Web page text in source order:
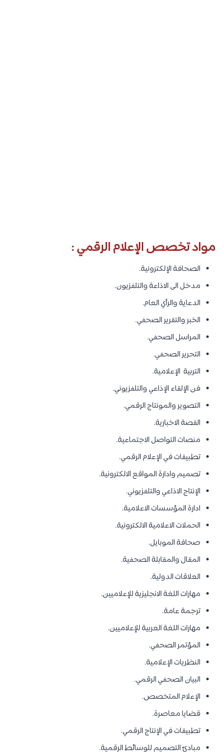
مواد تخصص الإعلام الرقمي :
الصحافة الإلكترونية.
مدخل الى الاذاعة والتلفزيون.
الدعاية والرأي العام.
الخبر والتقرير الصحفي​​.
المراسل الصحفي.
التحرير الصحفي.
التربية الإعلامية.
فن الإلقاء الإذاعي والتلفزيوني.
التصوير والمونتاج الرقمي.
القصة الاخبارية.
منصات التواصل الاجتماعية.
تطبيقات في الإعلام الرقمي.
تصميم وادارة المواقع الالكترونية.
الإنتاج الاذاعي والتلفزيوني.
ادارة المؤسسات الاعلامية.
الحملات الاعلامية الالكترونية.
صحافة الموبايل.
المقال والمقابلة الصحفية.
العلاقات الدولية.
مهارات اللغة الانجليزية للإعلاميين.
ترجمة عامة.
مهارات اللغة العربية للإعلاميين.
المؤتمر الصحفي.
النظريات الإعلامية.
البيان الصحفي الرقمي.
الإعلام المتخصص.
قضايا معاصرة.
تطبيقات في الإنتاج الرقمي.
مبادئ التصميم للوسائط الرقمية.